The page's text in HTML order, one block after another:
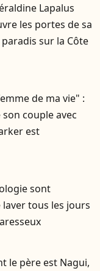
Lapalus
les portes de sa
sur la Côte
de ma vie" :
couple avec
est
sont
laver tous les jours
le père est Nagui,